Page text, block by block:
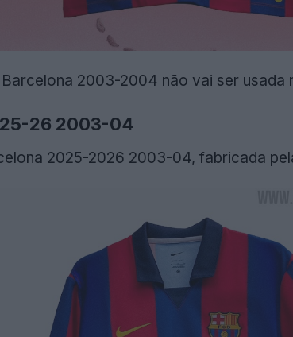
2003-2004 não vai ser usada
25-26 2003-04
2025-2026 2003-04, fabricada